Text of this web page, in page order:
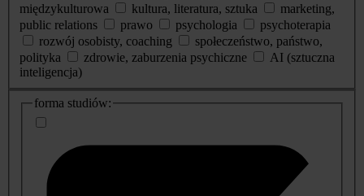
międzykulturowa
kultura, literatura, sztuka
marketing,
public relations
prawo psychologia
psychoterapia
rozwój osobisty, coaching
społeczeństwo, państwo,
polityka
zdrowie, zaburzenia psychiczne
AI (sztuczna
inteligencja)
dodatkowe
informacje
forma studiów: